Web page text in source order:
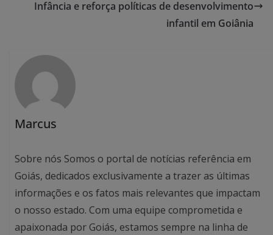
Infância e reforça políticas de desenvolvimento
infantil em Goiânia
Marcus
Sobre nós Somos o portal de notícias referência em
Goiás, dedicados exclusivamente a trazer as últimas
informações e os fatos mais relevantes que impactam
o nosso estado. Com uma equipe comprometida e
apaixonada por Goiás, estamos sempre na linha de